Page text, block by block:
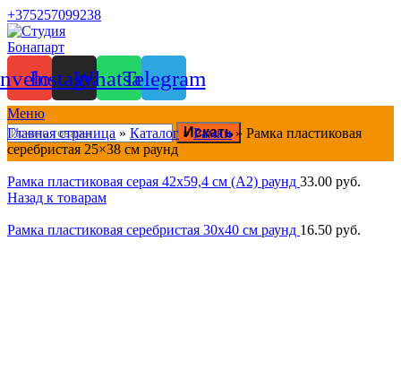
+375257099238
InstagramWhatsappTelegram
Меню
Искать
Главная страница » Каталог »Рамки» Рамка пластиковая
серебристая 25×38 см раунд
Рамка пластиковая серая 42x59,4 см (А2) раунд 33.00 руб.
Назад к товарам
Рамка пластиковая серебристая 30x40 см раунд 16.50 руб.